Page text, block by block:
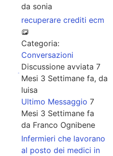
da sonia
recuperare crediti ecm
Categoria:
Conversazioni
Discussione avviata 7
Mesi 3 Settimane fa, da
luisa
Ultimo Messaggio 7
Mesi 3 Settimane fa
da Franco Ognibene
Infermieri che lavorano
al posto dei medici in